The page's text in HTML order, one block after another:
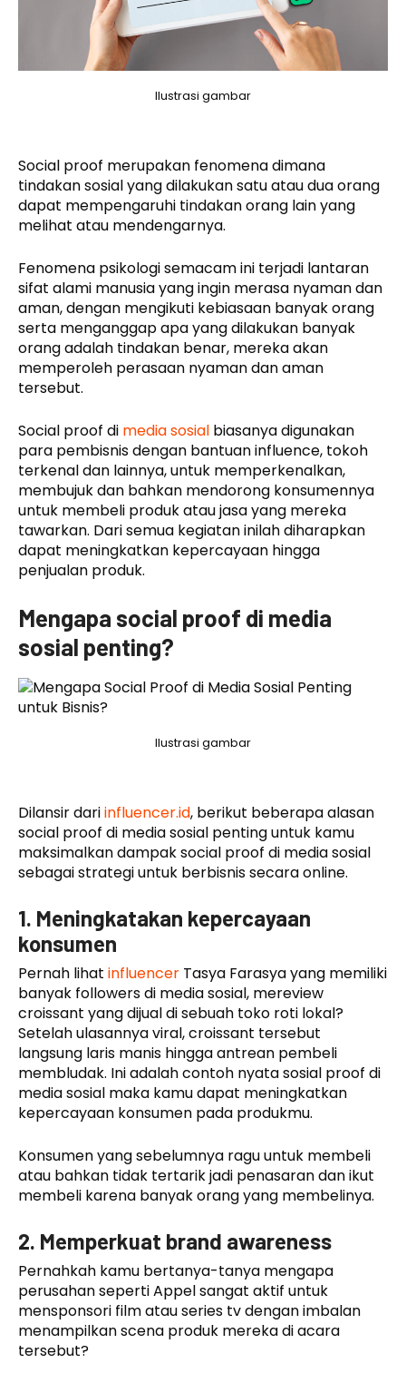
Ilustrasi gambar
Social proof merupakan fenomena dimana
tindakan sosial yang dilakukan satu atau dua orang
dapat mempengaruhi tindakan orang lain yang
melihat atau mendengarnya.
Fenomena psikologi semacam ini terjadi lantaran
sifat alami manusia yang ingin merasa nyaman dan
aman, dengan mengikuti kebiasaan banyak orang
serta menganggap apa yang dilakukan banyak
orang adalah tindakan benar, mereka akan
memperoleh perasaan nyaman dan aman
tersebut.
Social proof di media sosial biasanya digunakan
para pembisnis dengan bantuan influence, tokoh
terkenal dan lainnya, untuk memperkenalkan,
membujuk dan bahkan mendorong konsumennya
untuk membeli produk atau jasa yang mereka
tawarkan. Dari semua kegiatan inilah diharapkan
dapat meningkatkan kepercayaan hingga
penjualan produk.
Mengapa social proof di media
sosial penting?
Ilustrasi gambar
Dilansir dariinfluencer.id, berikut beberapa alasan
social proof di media sosial penting untuk kamu
maksimalkan dampak social proof di media sosial
sebagai strategi untuk berbisnis secara online.
1. Meningkatakan kepercayaan
konsumen
Pernah lihat influencer Tasya Farasya yang memiliki
banyak followers di media sosial, mereview
croissant yang dijual di sebuah toko roti lokal?
Setelah ulasannya viral, croissant tersebut
langsung laris manis hingga antrean pembeli
membludak. Ini adalah contoh nyata sosial proof di
media sosial maka kamu dapat meningkatkan
kepercayaan konsumen pada produkmu.
Konsumen yang sebelumnya ragu untuk membeli
atau bahkan tidak tertarik jadi penasaran dan ikut
membeli karena banyak orang yang membelinya.
2. Memperkuat brand awareness
Pernahkah kamu bertanya-tanya mengapa
perusahan seperti Appel sangat aktif untuk
mensponsori film atau series tv dengan imbalan
menampilkan scena produk mereka di acara
tersebut?